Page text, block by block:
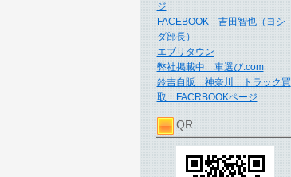
ジ
FACEBOOK 吉田智也（ヨシ
ダ部長）
エブリタウン
弊社掲載中 車選び.com
鈴吉自販 神奈川 トラック買
取 FACRBOOKページ
QR